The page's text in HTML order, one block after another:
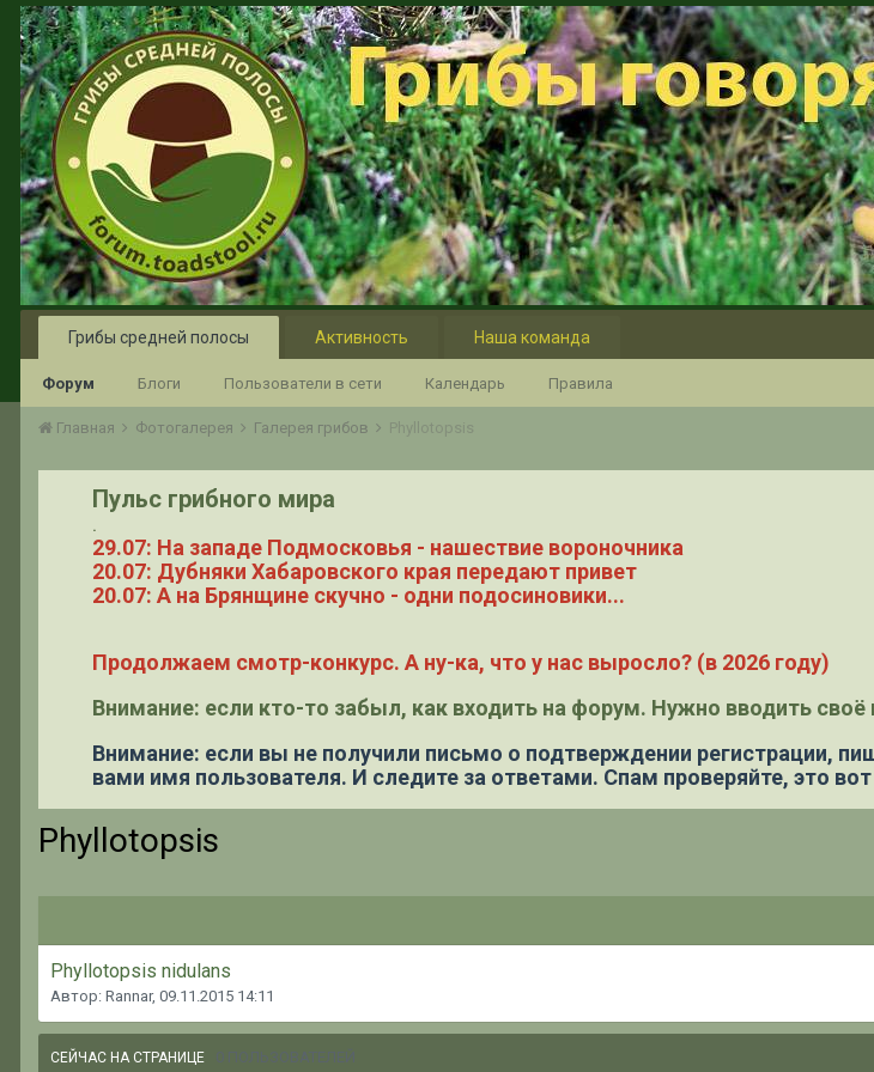
Грибы средней полосы
Форум Блоги Пользователи в сети Календарь Правила
Активность Наша команда
Главная Фотогалерея Галерея грибов Phyllotopsis
Пульс грибного мира
.
29.07: На западе Подмосковья - нашествие вороночника
20.07: Дубняки Хабаровского края передают привет
20.07: А на Брянщине скучно - одни подосиновики...
Продолжаем смотр-конкурс. А ну-ка, что у нас выросло? (в 2026 году)
Внимание: если кто-то забыл, как входить на форум. Нужно вводить
Внимание: если вы не получили письмо о подтверждении регистрации,
вами имя пользователя. И следите за ответами. Спам проверяйте, это вот
Phyllotopsis
Phyllotopsis nidulans
Автор: Rannar, 09.11.2015 14:11
СЕЙЧАС НА СТРАНИЦЕ 0 ПОЛЬЗОВАТЕЛЕЙ